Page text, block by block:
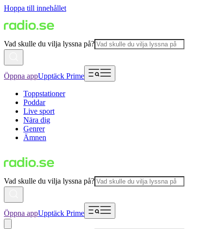
Hoppa till innehållet
Vad skulle du vilja lyssna på?
Öppna appUpptäck Prime
Toppstationer
Poddar
Live sport
Nära dig
Genrer
Ämnen
Vad skulle du vilja lyssna på?
Öppna appUpptäck Prime